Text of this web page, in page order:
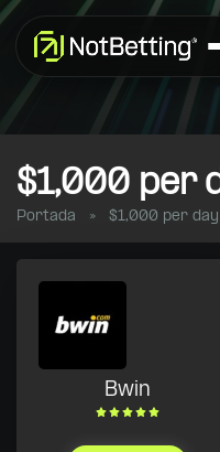
$1,000 per
Portada » $1,000 per day
Bwin